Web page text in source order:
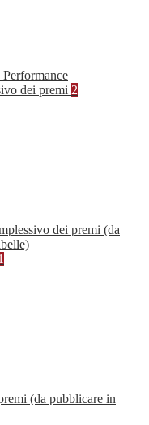
dei premi 2
dei premi (da
(da pubblicare in